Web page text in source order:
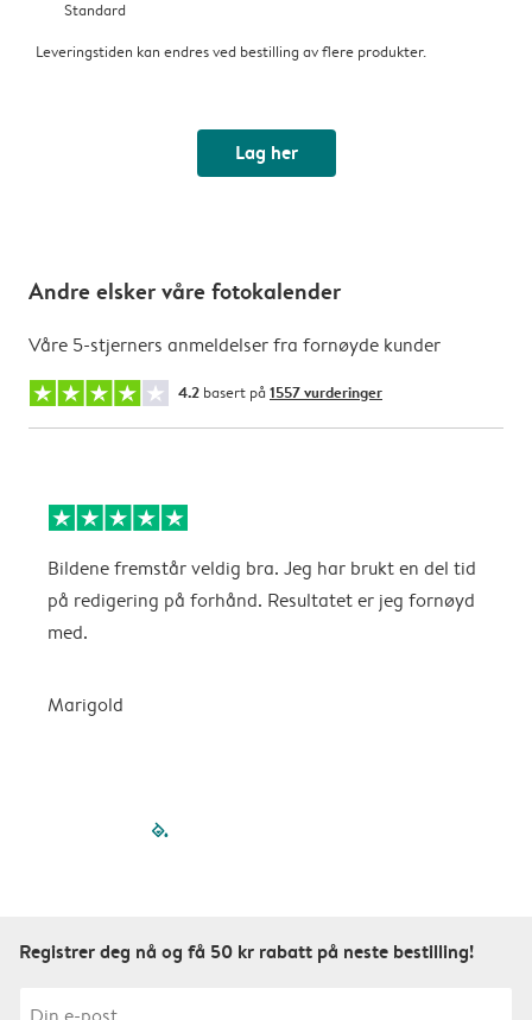
Standard
Leveringstiden kan endres ved bestilling av flere produkter.
Lag her
Andre elsker våre fotokalender
Våre 5-stjerners anmeldelser fra fornøyde kunder
4.2 basert på 1557 vurderinger
Bildene fremstår veldig bra. Jeg har brukt en del tid
på redigering på forhånd. Resultatet er jeg fornøyd
med.
Marigold
filled-pagination
Registrer deg nå og få 50 kr rabatt på neste bestilling!